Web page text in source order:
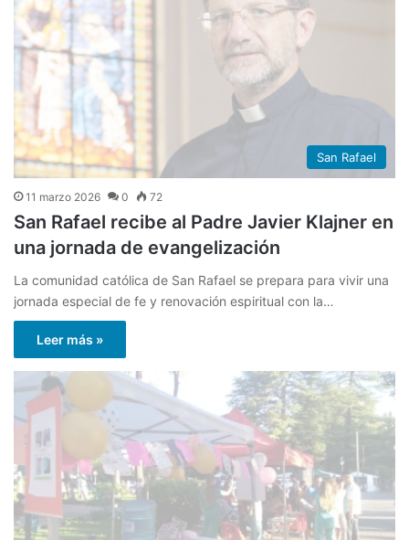
San Rafael
11 marzo 2026 0 72
San Rafael recibe al Padre Javier Klajner en
una jornada de evangelización
La comunidad católica de San Rafael se prepara para vivir una
jornada especial de fe y renovación espiritual con la…
Leer más »